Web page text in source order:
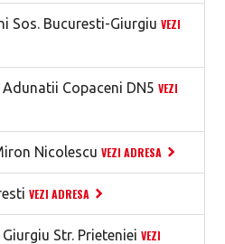
Sos. Bucuresti-Giurgiu VEZI
Adunatii Copaceni DN5 VEZI
Nicolescu VEZI ADRESA
VEZI ADRESA
Str. Prieteniei VEZI